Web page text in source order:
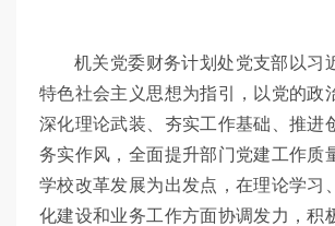
机关党委财务计划处党支部以习
特色社会主义思想为指引，以党的政
深化理论武装、夯实工作基础、推进
务实作风，全面提升部门党建工作质
学校改革发展为出发点，在理论学习
化建设和业务工作方面协调发力，积